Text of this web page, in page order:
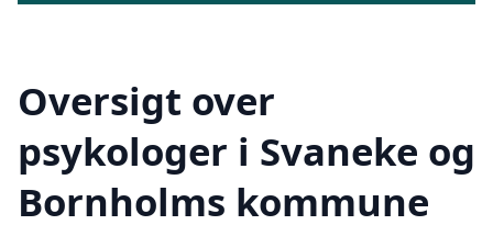
Oversigt over
psykologer i Svaneke og
Bornholms kommune